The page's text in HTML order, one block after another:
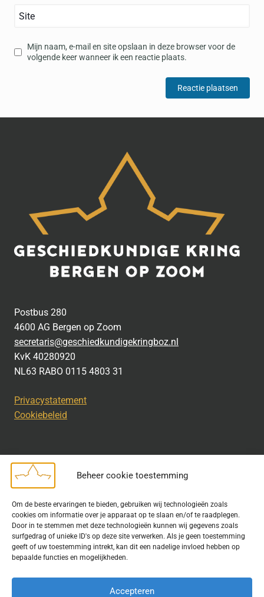
Beheer cookie toestemming
Om de beste ervaringen te bieden, gebruiken wij technologieën zoals
cookies om informatie over je apparaat op te slaan en/of te raadplegen.
Door in te stemmen met deze technologieën kunnen wij gegevens zoals
surfgedrag of unieke ID's op deze site verwerken. Als je geen toestemming
geeft of uw toestemming intrekt, kan dit een nadelige invloed hebben op
bepaalde functies en mogelijkheden.
Accepteren
Site
Mijn naam, e-mail en site opslaan in deze browser voor de
volgende keer wanneer ik een reactie plaats.
Postbus 280
4600 AG Bergen op Zoom
secretaris@geschiedkundigekringboz.nl
KvK 40280920
NL63 RABO 0115 4803 31
Privacystatement
Cookiebeleid
Bij het uitdragen van de doelstelling van de Geschiedkundige
Kring wordt gebruik gemaakt van rechtenvrije informatie en data
waarvoor toestemming is verleend. Indien u op deze site een
publicatie van tekst of beeld aantreft die hier niet aan voldoet,